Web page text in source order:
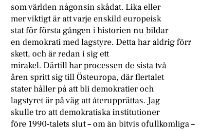
som världen någonsin skådat. Lika eller
mer viktigt är att varje enskild europeisk
stat för första gången i historien nu bildar
en demokrati med lagstyre. Detta har aldrig förr
skett, och är redan i sig ett
mirakel. Därtill har processen de sista två
åren spritt sig till Östeuropa, där flertalet
stater håller på att bli demokratier och
lagstyret är på väg att återupprättas. Jag
skulle tro att demokratiska institutioner
före 1990-talets slut – om än bitvis ofullkomliga –